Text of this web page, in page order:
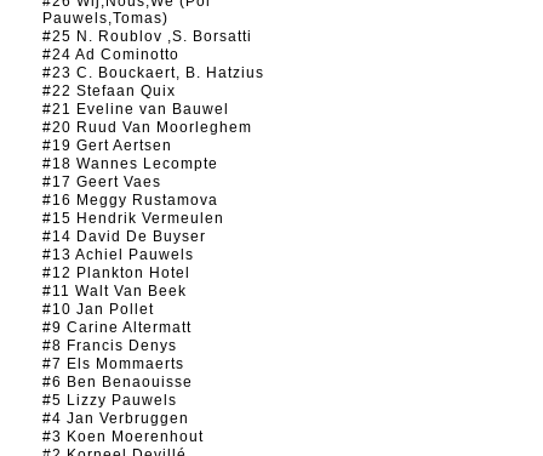
Pauwels,Tomas)
#25 N. Roublov ,S. Borsatti
#24 Ad Cominotto
#23 C. Bouckaert, B. Hatzius
#22 Stefaan Quix
#21 Eveline van Bauwel
#20 Ruud Van Moorleghem
#19 Gert Aertsen
#18 Wannes Lecompte
#17 Geert Vaes
#16 Meggy Rustamova
#15 Hendrik Vermeulen
#14 David De Buyser
#13 Achiel Pauwels
#12 Plankton Hotel
#11 Walt Van Beek
#10 Jan Pollet
#9 Carine Altermatt
#8 Francis Denys
#7 Els Mommaerts
#6 Ben Benaouisse
#5 Lizzy Pauwels
#4 Jan Verbruggen
#3 Koen Moerenhout